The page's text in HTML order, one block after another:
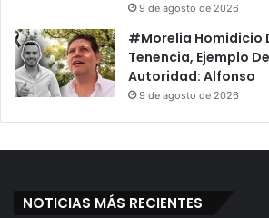
9 de agosto de 2026
#Morelia Homidicio
Tenencia, Ejemplo
Autoridad: Alfonso
9 de agosto de 2026
NOTICIAS MÁS RECIENTES